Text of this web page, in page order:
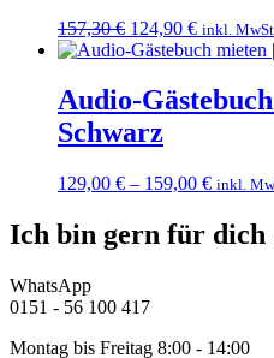
157,30€ Ursprünglicher
Preis
157,30 €
124,90 €Aktueller
Preis
124,90 €.
inkl. MwSt
Audio-
Schwarz
129,00 € – 159,00 € inkl.
Ich bin gern für dich
WhatsApp
0151 - 56 100 417
Montag bis Freitag 8:00 - 14:00